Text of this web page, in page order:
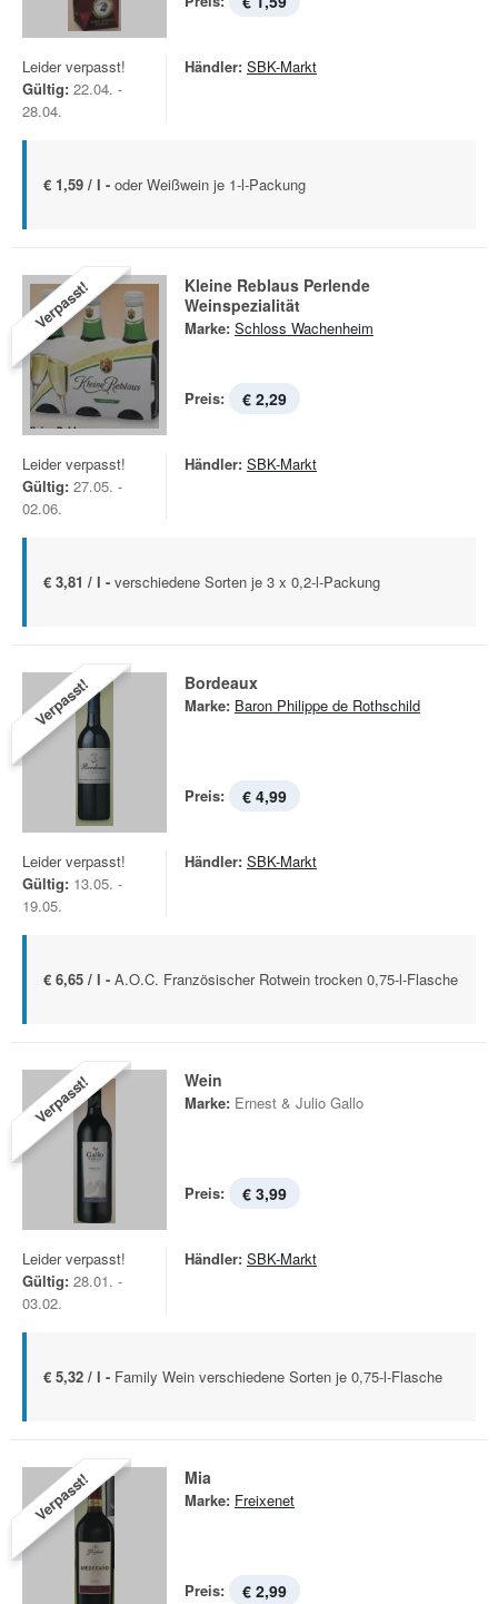
Leider verpasst!
Gültig: 22.04. -
28.04.
Händler: SBK-Markt
€ 1,59 / l - oder Weißwein je 1-l-Packung
Verpasst!
Kleine Reblaus Perlende
Weinspezialität
Marke: Schloss Wachenheim
Preis: € 2,29
Leider verpasst!
Gültig: 27.05. -
02.06.
Händler: SBK-Markt
€ 3,81 / l - verschiedene Sorten je 3 x 0,2-l-Packung
Verpasst! Bordeaux
Marke: Baron Philippe de Rothschild
Preis: € 4,99
Leider verpasst!
Gültig: 13.05. -
19.05.
Händler: SBK-Markt
€ 6,65 / l - A.O.C. Französischer Rotwein trocken 0,75-l-Flasche
Verpasst! Wein
Marke: Ernest & Julio Gallo
Preis: € 3,99
Leider verpasst!
Gültig: 28.01. -
03.02.
Händler: SBK-Markt
€ 5,32 / l - Family Wein verschiedene Sorten je 0,75-l-Flasche
Verpasst! Mia
Marke: Freixenet
Preis: € 2,99